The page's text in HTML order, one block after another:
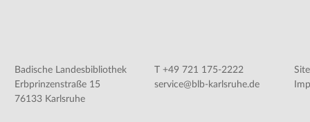
Badische Landesbibliothek
Erbprinzenstraße 15
76133 Karlsruhe
T +49 721 175-2222
service@blb-karlsruhe.de